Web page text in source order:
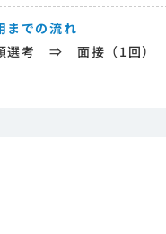
までの流れ
選考 ⇒ 面接（1回